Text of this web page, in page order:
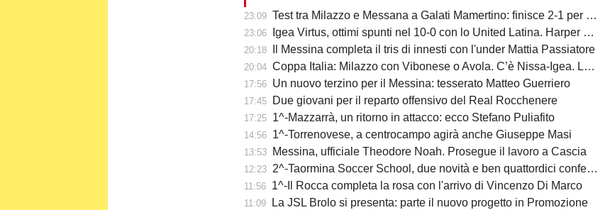
23:09 Test tra Milazzo e Messana a Galati Mamertino: finisce 2-1 per i rossoblù
23:06 Igea Virtus, ottimi spunti nel 10-0 con lo United Latina. Harper scatenato
20:18 Il Messina completa il tris di innesti con l'under Mattia Passiatore
20:04 Coppa Italia: Milazzo con Vibonese o Avola. C’è Nissa-Igea. Lunedì i calendari
17:56 Un nuovo terzino per il Messina: tesserato Matteo Guerriero
17:45 Due giovani per il reparto offensivo del Real Rocchenere
17:25 1^-Mazzarrà, un ritorno in attacco: ecco Stefano Puliafito
14:56 1^-Torrenovese, a centrocampo agirà anche Giuseppe Masi
13:53 Messina, ufficiale Theodore Noah. Prosegue il lavoro a Cascia
12:23 2^-Taormina Soccer School, due novità e ben quattordici conferme
11:56 1^-Il Rocca completa la rosa con l'arrivo di Vincenzo Di Marco
11:09 La JSL Brolo si presenta: parte il nuovo progetto in Promozione